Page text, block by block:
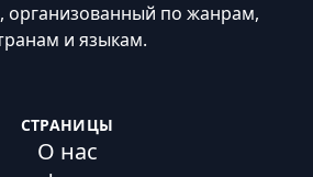
организованный по жанрам,
и языкам.
СТРАНИЦЫ
О нас